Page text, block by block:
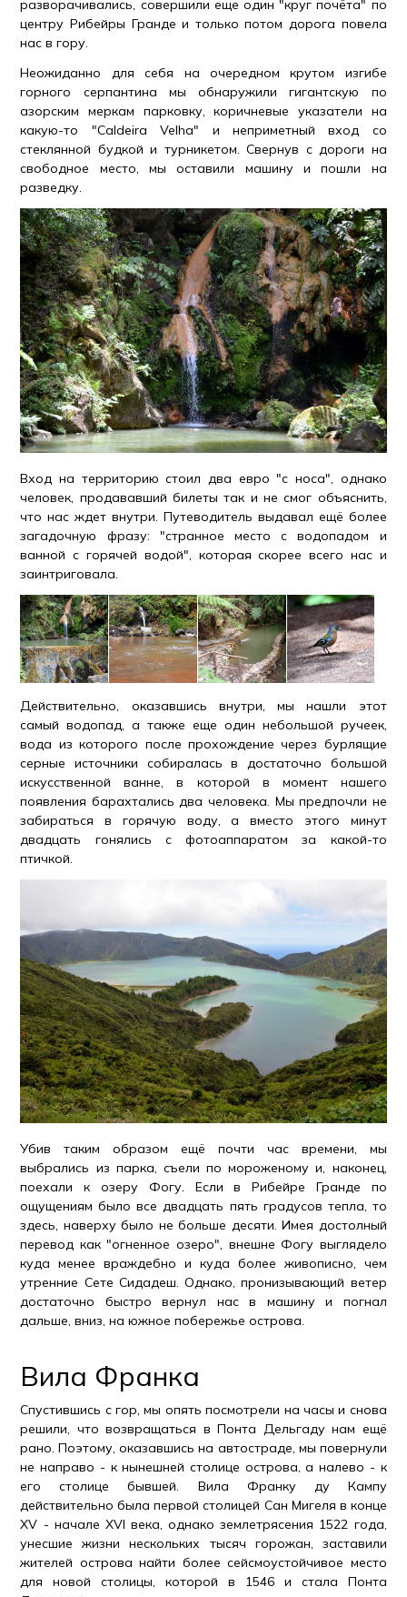
разворачивались, совершили еще один "круг почёта" по
центру Рибейры Гранде и только потом дорога повела
нас в гору.
Неожиданно для себя на очередном крутом изгибе
горного серпантина мы обнаружили гигантскую по
азорским меркам парковку, коричневые указатели на
какую-то "Caldeira Velha" и неприметный вход со
стеклянной будкой и турникетом. Свернув с дороги на
свободное место, мы оставили машину и пошли на
разведку.
Вход на территорию стоил два евро "с носа", однако
человек, продававший билеты так и не смог объяснить,
что нас ждет внутри. Путеводитель выдавал ещё более
загадочную фразу: "странное место с водопадом и
ванной с горячей водой", которая скорее всего нас и
заинтриговала.
Действительно, оказавшись внутри, мы нашли этот
самый водопад, а также еще один небольшой ручеек,
вода из которого после прохождение через бурлящие
серные источники собиралась в достаточно большой
искусственной ванне, в которой в момент нашего
появления барахтались два человека. Мы предпочли не
забираться в горячую воду, а вместо этого минут
двадцать гонялись с фотоаппаратом за какой-то
птичкой.
Убив таким образом ещё почти час времени, мы
выбрались из парка, съели по мороженому и, наконец,
поехали к озеру Фогу. Если в Рибейре Гранде по
ощущениям было все двадцать пять градусов тепла, то
здесь, наверху было не больше десяти. Имея достолный
перевод как "огненное озеро", внешне Фогу выглядело
куда менее враждебно и куда более живописно, чем
утренние Сете Сидадеш. Однако, пронизывающий ветер
достаточно быстро вернул нас в машину и погнал
дальше, вниз, на южное побережье острова.
Вила Франка
Спустившись с гор, мы опять посмотрели на часы и снова
решили, что возвращаться в Понта Дельгаду нам ещё
рано. Поэтому, оказавшись на автостраде, мы повернули
не направо - к нынешней столице острова, а налево - к
его столице бывшей. Вила Франку ду Кампу
действительно была первой столицей Сан Мигеля в конце
XV - начале XVI века, однако землетрясения 1522 года,
унесшие жизни нескольких тысяч горожан, заставили
жителей острова найти более сейсмоустойчивое место
для новой столицы, которой в 1546 и стала Понта